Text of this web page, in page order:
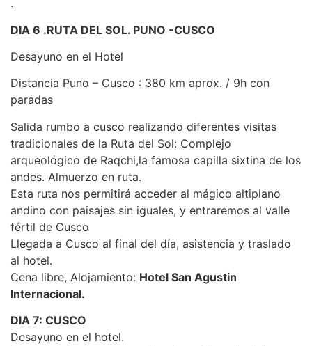
.
DIA 6 .RUTA DEL SOL. PUNO -CUSCO
Desayuno en el Hotel
Distancia Puno – Cusco : 380 km aprox. / 9h con
paradas
Salida rumbo a cusco realizando diferentes visitas
tradicionales de la Ruta del Sol: Complejo
arqueológico de Raqchi,la famosa capilla sixtina de los
andes. Almuerzo en ruta.
Esta ruta nos permitirá acceder al mágico altiplano
andino con paisajes sin iguales, y entraremos al valle
fértil de Cusco
Llegada a Cusco al final del día, asistencia y traslado
al hotel.
Cena libre, Alojamiento: Hotel San Agustin
Internacional.
DIA 7: CUSCO
Desayuno en el hotel.